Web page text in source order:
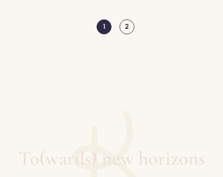
Page
1 Page
2
To(wards) new horizons